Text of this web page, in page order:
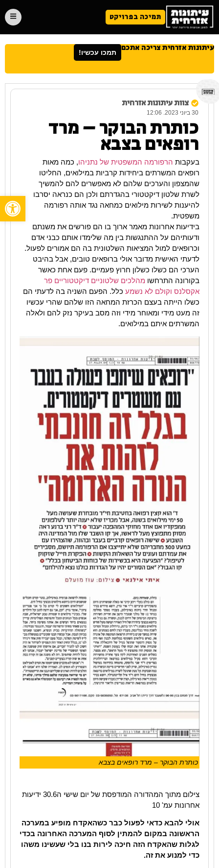
תמיכה בפרויקט
עיתונות אזרחית צריכה אתכם תמכו עכשיו!
צוות עיתונות אזרחית
30 ביוני 2023. 12:06
כותרת הבוקר – מרד
רופאים בצבא
בעקבות הרפורמה המשפטית של נתניהו, כמה מאות
רופאים המשרתים ביחידות קרביות במילואים, החליטו
שהמצפון והערכים שלהם לא מאפשרים להם להמשיך
לשרת שלטון דיקטטורי בהגדרתם ולכן הם כנראה יסרבו
להיענות לשירות מילואים כמחאה נגד אותה רפורמה
משפטית.
בידיעות אחרונות מאמר ארוך בו הם פורשים את משנתם
ודעותיהם על ההתנגשות בין מה שלימדו אותם כבני אדם
וכרופאים למול המציאות השלטונית בה הם אמורים לפעול.
לדעתי האישית מדובר אולי ברופאים טובים, אבל בהיבט
הערכי הם כשלו כשלון חרוץ פעמיים. פעם אחת כאשר
בקורונה התרחשו מהלכים שלטוניים דיקטטוריים פר
אקסלנס וקולם לא נשמע כלל. הפעם השניה בה לדעתי הם
כשלו הייתה בעצם הכרזת המחאה הזו שלהם שהרי עכשיו
זה מעט מידי ומאוחר מידי וזה מסב בעיקר נזק להם ולאלה
המשרתים איתם במילואים.
כותרת הבוקר – מרד רופאים בצבא
צילום מתוך המהדורה המודפסת של יום שישי ה30.6 ידיעות
אחרונות עמ' 10
אולי להבא כדאי לפעול כבר כשהאקדח מופיע במערכה
הראשונה במקום להמתין לסוף המערכה האחרונה בכדי
לגלות שהאקדח הזה חיכה לירות בנו בלי שעשינו משהו
כדי למנוע את זה.